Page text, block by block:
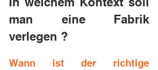
man eine Fabrik
verlegen ?
Wann ist der richtige